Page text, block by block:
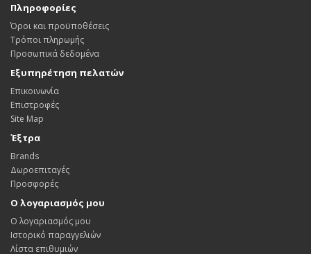
Πληροφορίες
Όροι και προϋποθέσεις
Τρόποι πληρωμής
Προσωπικά δεδομένα
Εξυπηρέτηση πελατών
Επικοινωνία
Επιστροφές
Site Map
Έξτρα
Brands
Δωροεπιταγές
Προσφορές
Ο λογαριασμός μου
Ο λογαριασμός μου
Ιστορικό παραγγελιών
Λίστα επιθυμιών